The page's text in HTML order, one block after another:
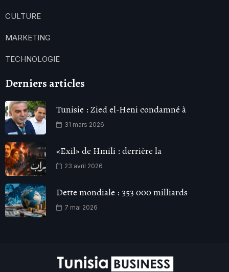
CULTURE
MARKETING
TECHNOLOGIE
Derniers articles
Tunisie : Zied el-Heni condamné à
31 mars 2026
«Exil» de Hmili : derrière la
23 avril 2026
Dette mondiale : 353 000 milliards
7 mai 2026